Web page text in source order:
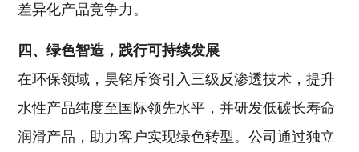
差异化产品竞争力‌。
四、绿色智造，践行可持续发展
在环保领域，昊铭斥资引入三级反渗透技术，提升
水性产品纯度至国际领先水平，并研发低碳长寿命
润滑产品，助力客户实现绿色转型‌。公司通过独立